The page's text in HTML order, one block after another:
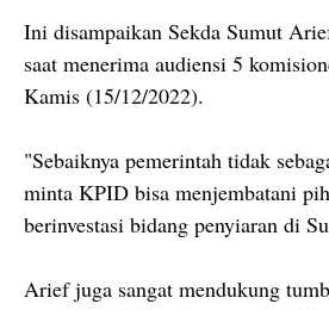
Ini disampaikan Sekda Sumut
saat menerima audiensi 5
Kamis (15/12/2022).
"Sebaiknya pemerintah tidak
minta KPID bisa menjembatani
berinvestasi bidang penyiaran di
Arief juga sangat mendukung